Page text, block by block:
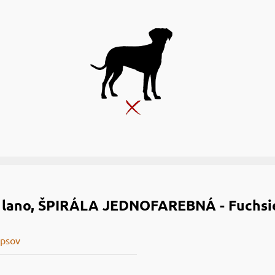
ŠPIRÁLA JEDNOFAREBNÁ -